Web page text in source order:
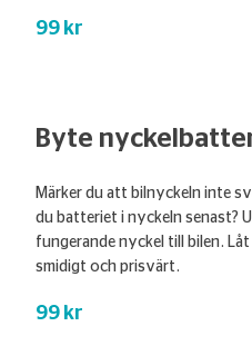
99 kr
Byte
Märker du att bilnyckeln inte
du batteriet i nyckeln senast?
fungerande nyckel till bilen.
smidigt och prisvärt.
99 kr